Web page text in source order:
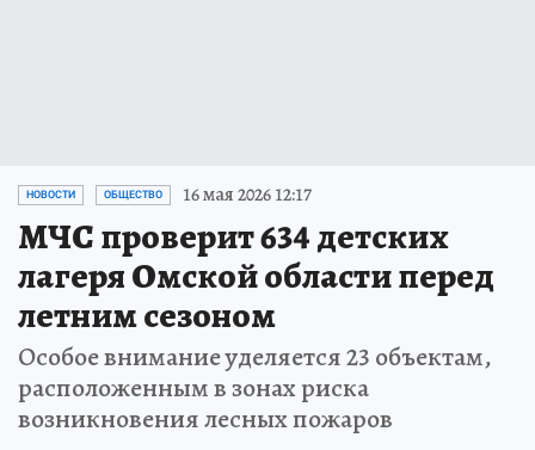
НОВОСТИ ОБЩЕСТВО 16 мая 2026 12:17
МЧС проверит 634 детских
лагеря Омской области перед
летним сезоном
Особое внимание уделяется 23 объектам,
расположенным в зонах риска
возникновения лесных пожаров